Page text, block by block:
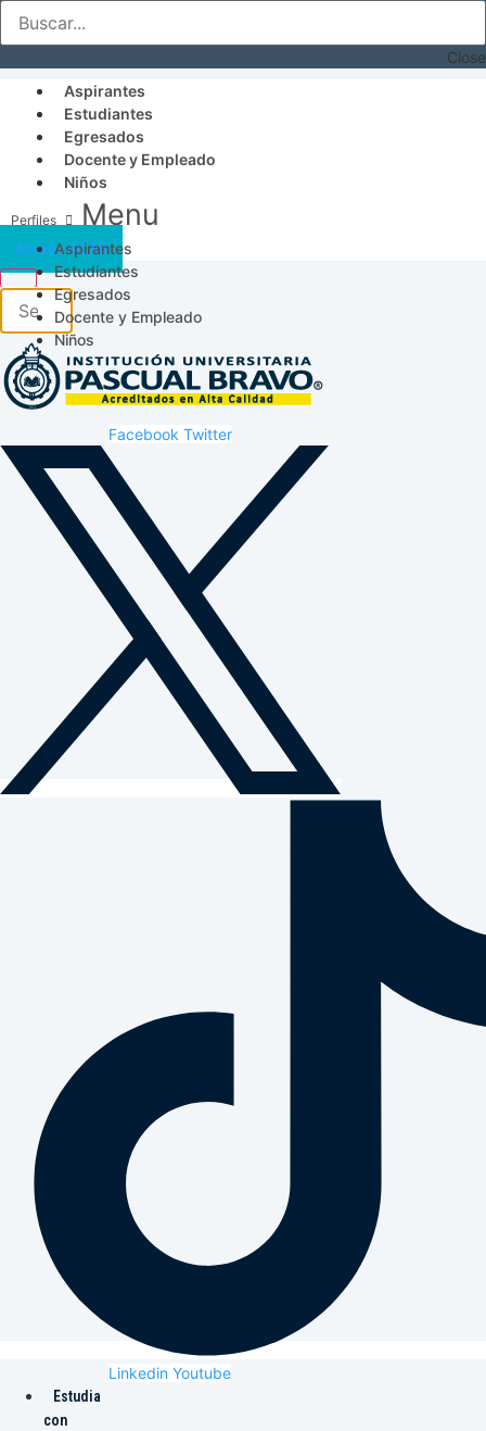
Close
Aspirantes
Estudiantes
Egresados
Docente y Empleado
Niños
Menu
Aspirantes
Estudiantes
Egresados
Docente y Empleado
Niños
Acceso SICAU
Facebook Twitter
Linkedin Youtube
Estudia
con